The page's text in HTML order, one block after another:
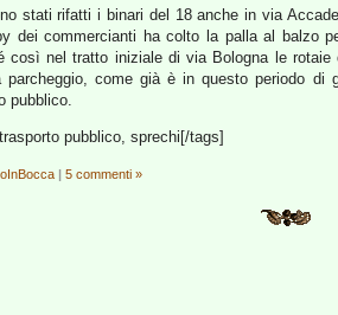
stati rifatti i binari del 18 anche in via
dei commercianti ha colto la palla al balzo
così nel tratto iniziale di via Bologna le
parcheggio, come già è in questo periodo di
pubblico.
pubblico, sprechi[/tags]
| 5 commenti »